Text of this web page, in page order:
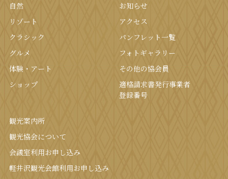
⾃然
リゾート
クラシック
グルメ
体験・アート
ショップ
お知らせ
アクセス
パンフレット⼀覧
フォトギャラリー
その他の協会員
適格請求書発行事業者
登録番号
観光案内所
観光協会について
会議室利⽤お申し込み
軽井沢観光会館利⽤お申し込み